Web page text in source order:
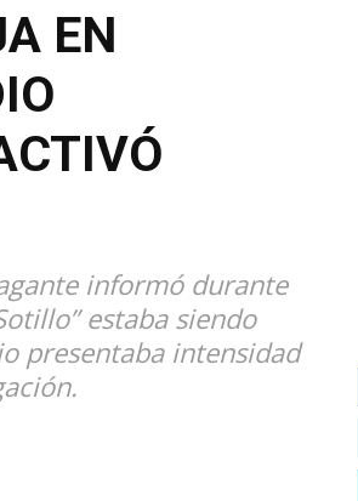
EN
informó durante
estaba siendo
presentaba intensidad